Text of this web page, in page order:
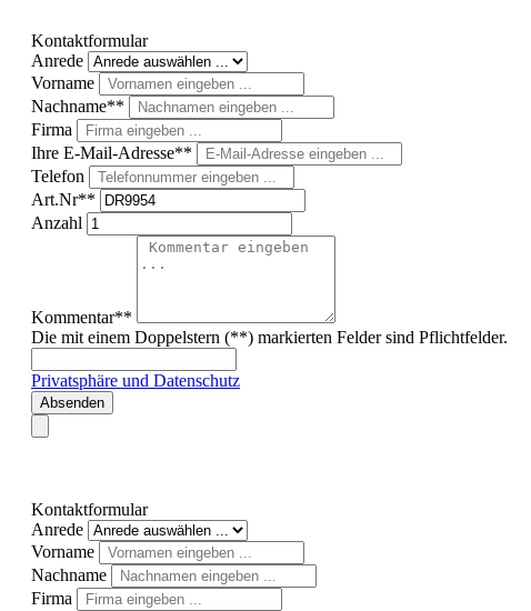
Kontaktformular
Anrede
Vorname
Nachname**
Firma
Ihre E-Mail-Adresse**
Telefon
Art.Nr**
Anzahl
Kommentar**
Die mit einem Doppelstern (**) markierten Felder sind Pflichtfelder.
Privatsphäre und Datenschutz
Absenden
Kontaktformular
Anrede
Vorname
Nachname
Firma